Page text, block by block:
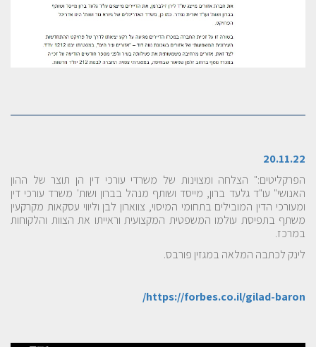
20.11.22
הפרקליטים:" הצלחה ומצוינות של משרדי עורכי דין הן תוצר של ההון
האנושי" עו"ד גלעד ברון, מייסד ושותף מנהל בברון ושות' משרד עורכי דין
ומעורכי הדין המובילים בתחומי המיסוי, צווארון לבן וליווי עסקאות מקרקעין
משתף בתפיסת עולמו המשפטית המקצועית וראייתו את הצוות והלקוחות
במרכז.
לינק לכתבה המלאה במגזין פורבס.
https://forbes.co.il/gilad-baron/